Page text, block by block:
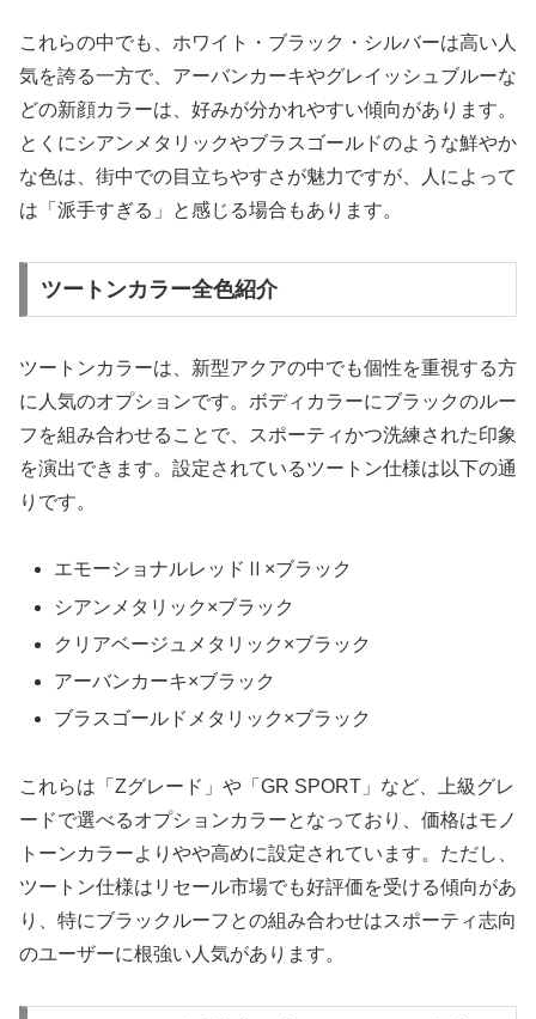
これらの中でも、ホワイト・ブラック・シルバーは高い人
気を誇る一方で、アーバンカーキやグレイッシュブルーな
どの新顔カラーは、好みが分かれやすい傾向があります。
とくにシアンメタリックやブラスゴールドのような鮮やか
な色は、街中での目立ちやすさが魅力ですが、人によって
は「派手すぎる」と感じる場合もあります。
ツートンカラー全色紹介
ツートンカラーは、新型アクアの中でも個性を重視する方
に人気のオプションです。ボディカラーにブラックのルー
フを組み合わせることで、スポーティかつ洗練された印象
を演出できます。設定されているツートン仕様は以下の通
りです。
エモーショナルレッドⅡ×ブラック
シアンメタリック×ブラック
クリアベージュメタリック×ブラック
アーバンカーキ×ブラック
ブラスゴールドメタリック×ブラック
これらは「Zグレード」や「GR SPORT」など、上級グレ
ードで選べるオプションカラーとなっており、価格はモノ
トーンカラーよりやや高めに設定されています。ただし、
ツートン仕様はリセール市場でも好評価を受ける傾向があ
り、特にブラックルーフとの組み合わせはスポーティ志向
のユーザーに根強い人気があります。